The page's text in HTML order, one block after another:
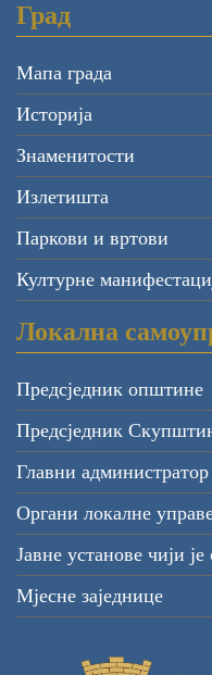
Град
Мапа града
Историја
Знаменитости
Излетишта
Паркови и вртови
Културне
Локална
Предсједник општине
Предсједник
Главни администратор
Органи локалне
Јавне установе чији
Мјесне заједнице